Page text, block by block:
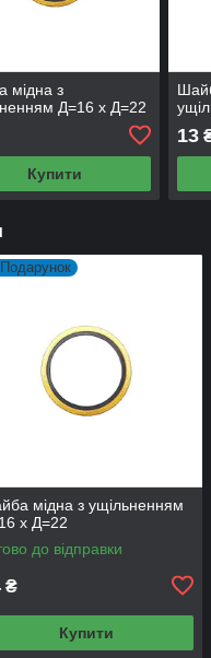
мідна з
Д=16 х Д=22
Купити
13
Подарунок
мідна з ущільненням
х Д=22
до відправки
₴
Купити